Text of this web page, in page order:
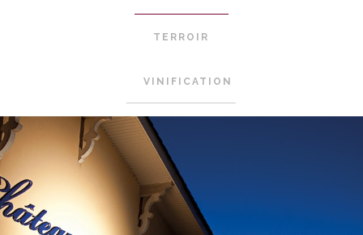
TERROIR
VINIFICATION